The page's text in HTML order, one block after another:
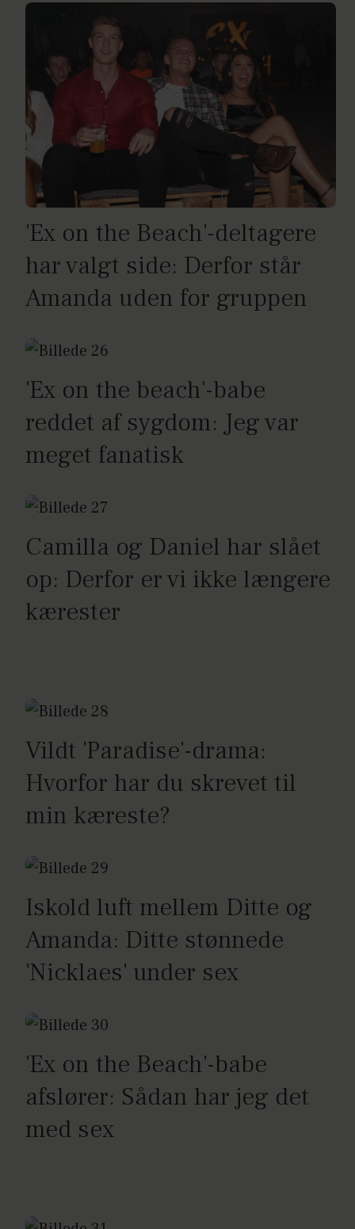
'Ex on the Beach'-deltagere
har valgt side: Derfor står
Amanda uden for gruppen
'Ex on the beach'-babe
reddet af sygdom: Jeg var
meget fanatisk
Camilla og Daniel har slået
op: Derfor er vi ikke længere
kærester
Vildt 'Paradise'-drama:
Hvorfor har du skrevet til
min kæreste?
Iskold luft mellem Ditte og
Amanda: Ditte stønnede
'Nicklaes' under sex
'Ex on the Beach'-babe
afslører: Sådan har jeg det
med sex